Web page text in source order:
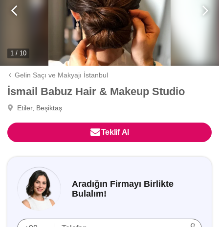
1 / 10
Gelin Saçı ve Makyajı İstanbul
İsmail Babuz Hair & Makeup Studio
Etiler, Beşiktaş
Teklif Al
Aradığın Firmayı Birlikte
Bulalım!